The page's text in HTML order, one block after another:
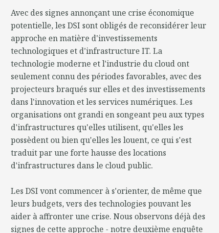
Avec des signes annonçant une crise économique
potentielle, les DSI sont obligés de reconsidérer leur
approche en matière d'investissements
technologiques et d'infrastructure IT. La
technologie moderne et l'industrie du cloud ont
seulement connu des périodes favorables, avec des
projecteurs braqués sur elles et des investissements
dans l'innovation et les services numériques. Les
organisations ont grandi en songeant peu aux types
d'infrastructures qu'elles utilisent, qu'elles les
possèdent ou bien qu'elles les louent, ce qui s'est
traduit par une forte hausse des locations
d'infrastructures dans le cloud public.
Les DSI vont commencer à s'orienter, de même que
leurs budgets, vers des technologies pouvant les
aider à affronter une crise. Nous observons déjà des
signes de cette approche - notre deuxième enquête